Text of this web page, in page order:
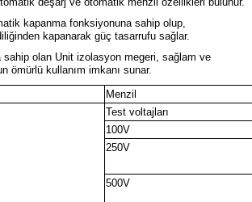
kapanma fonksiyonuna sahip olup,
kapanarak güç tasarrufu sağlar.
sahip olan Unit izolasyon megeri, sağlam ve
ömürlü kullanım imkanı sunar.
Menzil
Test voltajları
100V
250V
500V